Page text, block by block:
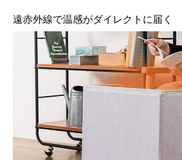
遠赤外線で温感がダイレクトに届く